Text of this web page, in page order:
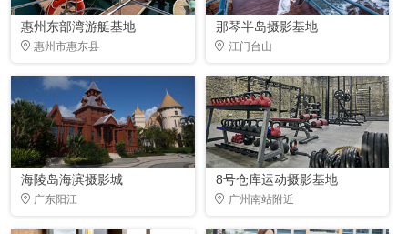
惠州东部湾游艇基地
惠州市惠东县
那琴半岛摄影基地
江门台山
海陵岛海滨摄影城
广东阳江
8号仓库运动摄影基地
广州南站附近